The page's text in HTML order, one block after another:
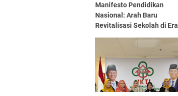
Manifesto Pendidikan
Nasional: Arah Baru
Revitalisasi Sekolah di Era